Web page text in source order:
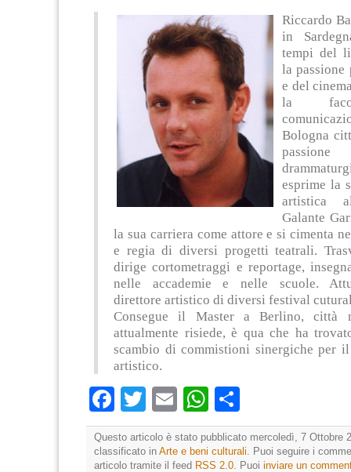
Riccardo
in
tempi del
la
e del
la
Bologna
esprime la
artistica
Galante
la sua carriera come attore e si cimenta
e regia di diversi progetti teatrali.
dirige cortometraggi e reportage,
nelle accademie e nelle scuole.
direttore artistico di diversi festival
Consegue il Master a Berlino, città
attualmente risiede, è qua che ha
scambio di commistioni sinergiche per
artistico.
Facebook
Twitter
EmailWhatsApp
Questo articolo è stato pubblicato mercoledì, 7 Ottobre
classificato in Arte e beni culturali . Puoi seguire i
articolo tramite il feed RSS 2.0 . Puoi inviare un